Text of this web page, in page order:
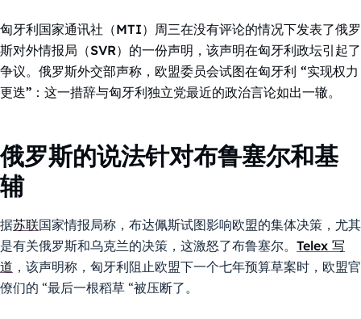
匈牙利国家通讯社（MTI）周三在没有评论的情况下发表了俄罗
斯对外情报局（SVR）的一份声明，该声明在匈牙利政坛引起了
争议。俄罗斯外交部声称，欧盟委员会试图在匈牙利 “实现权力
更迭”：这一措辞与匈牙利独立党最近的政治言论如出一辙。
俄罗斯的说法针对布鲁塞尔和基
辅
据苏联国家情报局称，布达佩斯试图影响欧盟的集体决策，尤其
是有关俄罗斯和乌克兰的决策，这激怒了布鲁塞尔。 Telex 写
道 ，该声明称，匈牙利阻止欧盟下一个七年预算草案时，欧盟官
僚们的 “最后一根稻草 “被压断了。